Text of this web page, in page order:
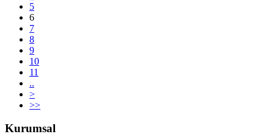
5
6
7
8
9
10
11
..
>
>>
Kurumsal